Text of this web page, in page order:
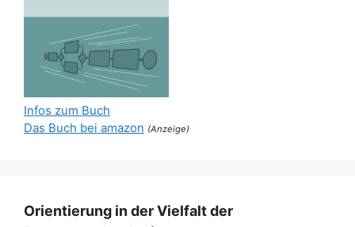
Infos zum Buch
Das Buch bei amazon (Anzeige)
Orientierung in der Vielfalt der